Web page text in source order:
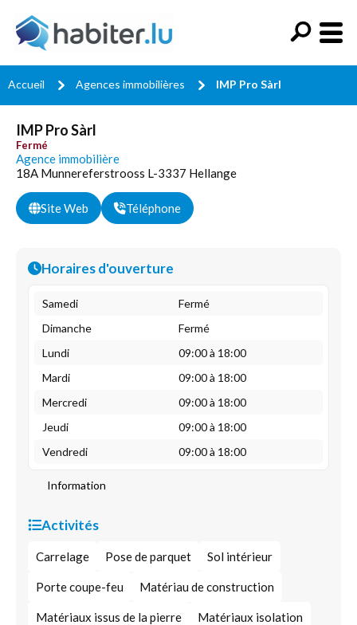
Accueil Agences immobilières IMP Pro Sàrl
IMP Pro Sàrl
Fermé
Agence immobilière
18A Munnereferstrooss L-3337 Hellange
Site Web Téléphone
Horaires d'ouverture
Samedi
Fermé
Dimanche
Fermé
Lundi
09:00 à 18:00
Mardi
09:00 à 18:00
Mercredi
09:00 à 18:00
Jeudi
09:00 à 18:00
Vendredi
09:00 à 18:00
Information
Activités
Carrelage Pose de parquet Sol intérieur
Porte coupe-feu Matériau de construction
Matériaux issus de la pierre Matériaux isolation